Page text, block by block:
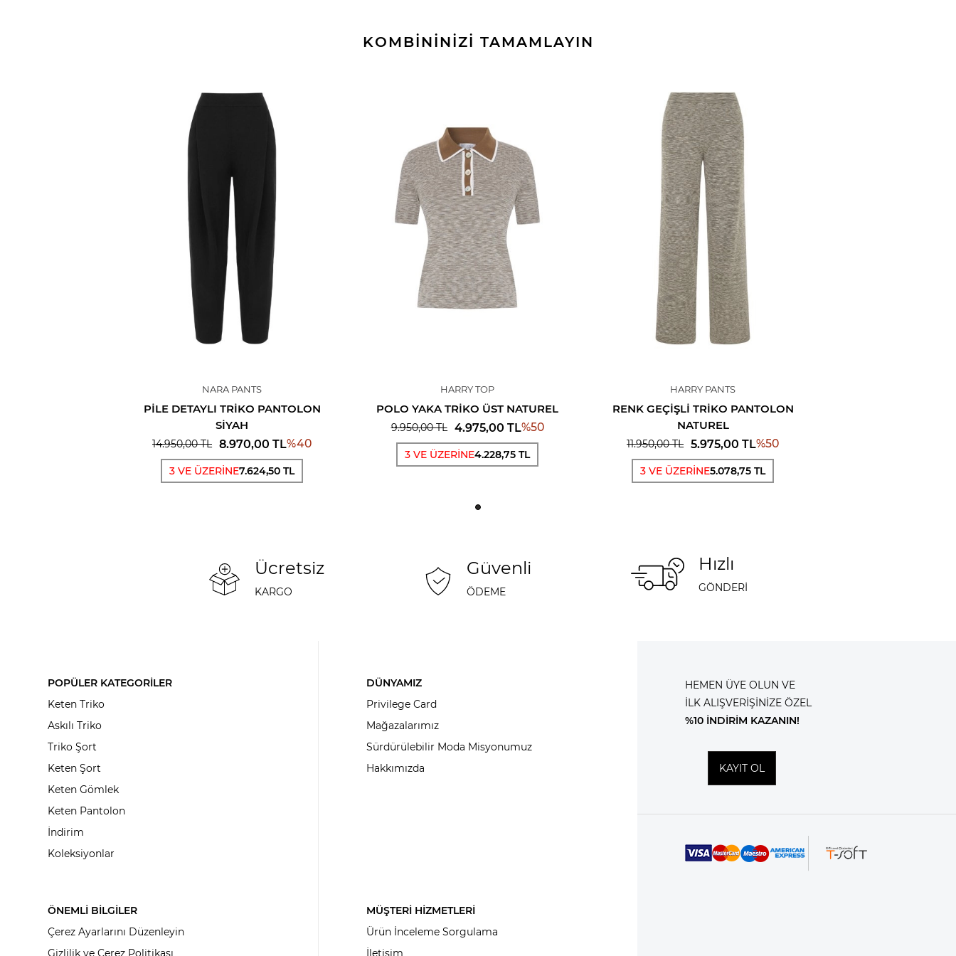
KOMBİNİNİZİ TAMAMLAYIN
NARA PANTS
PILE DETAYLI TRIKO PANTOLON
SIYAH
14.950,00TL 8.970,00 TL%40
3 VE ÜZERİNE7.624,50 TL
HARRY TOP
POLO YAKA TRIKO ÜST NATUREL
9.950,00TL 4.975,00 TL%50
3 VE ÜZERİNE4.228,75 TL
HARRY PANTS
RENK GEÇIŞLI TRIKO PANTOLON
NATUREL
11.950,00TL 5.975,00 TL%50
3 VE ÜZERİNE5.078,75 TL
Ücretsiz
KARGO
Güvenli
ÖDEME
Hızlı
GÖNDERİ
POPÜLER KATEGORİLER
Keten Triko
Askılı Triko
Triko Şort
Keten Şort
Keten Gömlek
Keten Pantolon
İndirim
Koleksiyonlar
DÜNYAMIZ
Privilege Card
Mağazalarımız
Sürdürülebilir Moda Misyonumuz
Hakkımızda
ÖNEMLİ BİLGİLER
Çerez Ayarlarını Düzenleyin
Gizlilik ve Çerez Politikası
MÜŞTERİ HİZMETLERİ
Ürün İnceleme Sorgulama
İletişim
HEMEN ÜYE OLUN VE
İLK ALIŞVERİŞİNİZE ÖZEL
%10 İNDİRİM KAZANIN!
KAYIT OL